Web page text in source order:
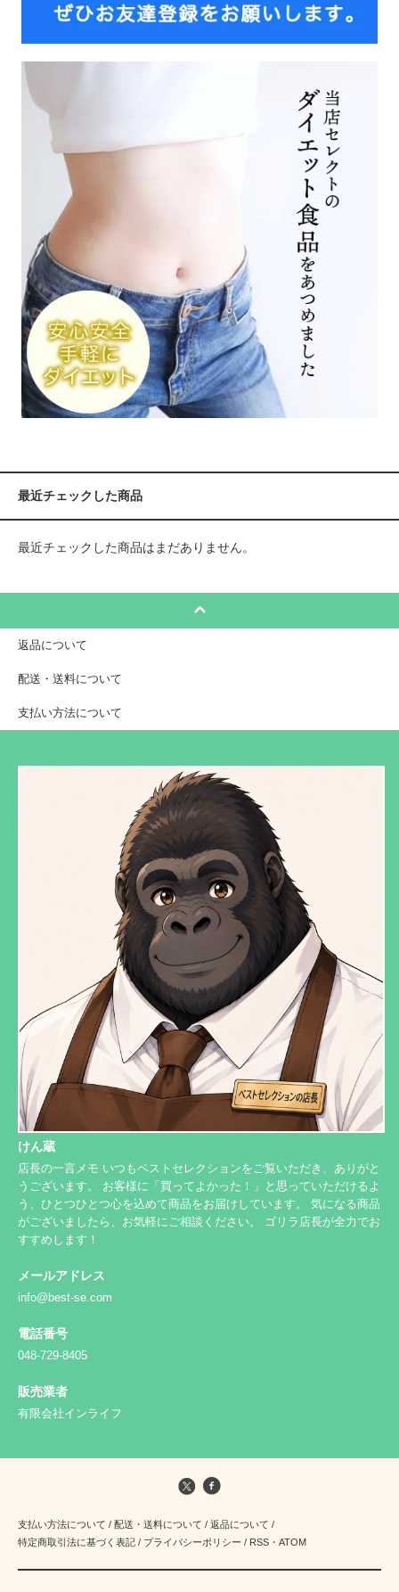
最近チェックした商品
最近チェックした商品はまだありません。
返品について
配送・送料について
支払い方法について
けん蔵
店長の一言メモ いつもベストセレクションをご覧いただき、ありがと
うございます。 お客様に「買ってよかった！」と思っていただけるよ
う、ひとつひとつ心を込めて商品をお届けしています。 気になる商品
がございましたら、お気軽にご相談ください。 ゴリラ店長が全力でお
すすめします！
メールアドレス
info@best-se.com
電話番号
048-729-8405
販売業者
有限会社インライフ
支払い方法について / 配送・送料について / 返品について /
特定商取引法に基づく表記 / プライバシーポリシー / RSS ・ ATOM